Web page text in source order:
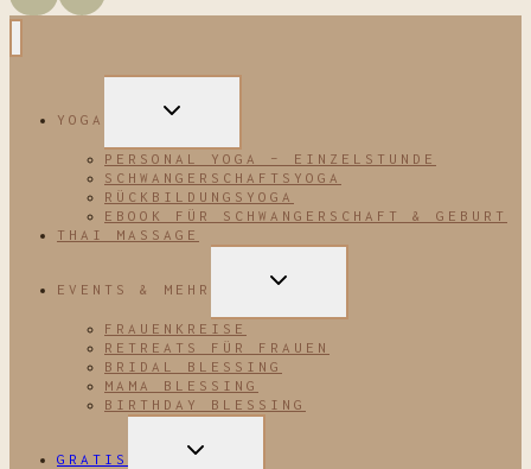
YOGA
UNTERMENÜ
PERSONAL YOGA – EINZELSTUNDE
SCHWANGERSCHAFTSYOGA
RÜCKBILDUNGSYOGA
EBOOK FÜR SCHWANGERSCHAFT & GEBURT
THAI MASSAGE
EVENTS & MEHR
UNTERMENÜ
FRAUENKREISE
RETREATS FÜR FRAUEN
BRIDAL BLESSING
MAMA BLESSING
BIRTHDAY BLESSING
GRATIS
UNTERMENÜ